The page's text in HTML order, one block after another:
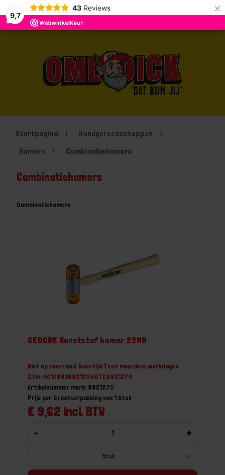
9,7
43 Reviews ×
Startpagina
Handgereedschappen
Hamers
Combinatiehamers
Combinatiehamers
Combinatiehamers
GEDORE Kunststof hamer 22MM
Niet op voorraad, levertijd 1 tot meerdere werkdagen
Gtin: 4010883882125,HGTE8821270
Artikelnummer merk: 8821270
€ 9,62 incl. BTW
Prijs per Grootverpakking van 1 Stuk
- +